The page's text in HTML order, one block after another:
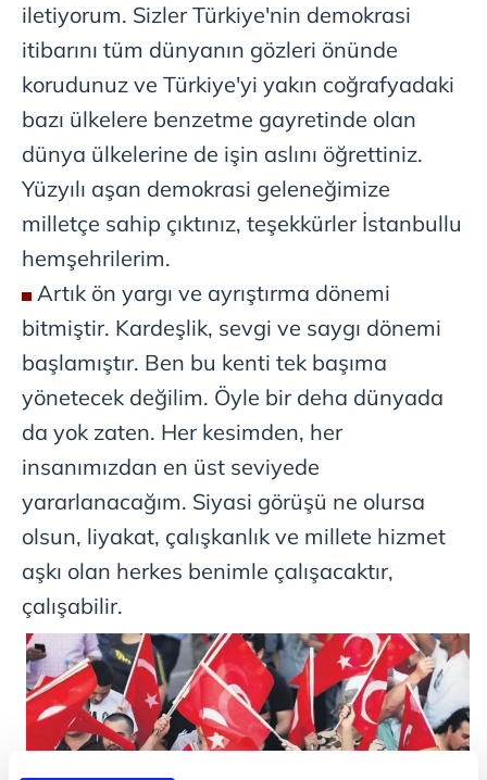
iletiyorum. Sizler Türkiye'nin demokrasi
itibarını tüm dünyanın gözleri önünde
korudunuz ve Türkiye'yi yakın coğrafyadaki
bazı ülkelere benzetme gayretinde olan
dünya ülkelerine de işin aslını öğrettiniz.
Yüzyılı aşan demokrasi geleneğimize
milletçe sahip çıktınız, teşekkürler İstanbullu
hemşehrilerim.
Artık ön yargı ve ayrıştırma dönemi
bitmiştir. Kardeşlik, sevgi ve saygı dönemi
başlamıştır. Ben bu kenti tek başıma
yönetecek değilim. Öyle bir deha dünyada
da yok zaten. Her kesimden, her
insanımızdan en üst seviyede
yararlanacağım. Siyasi görüşü ne olursa
olsun, liyakat, çalışkanlık ve millete hizmet
aşkı olan herkes benimle çalışacaktır,
çalışabilir.